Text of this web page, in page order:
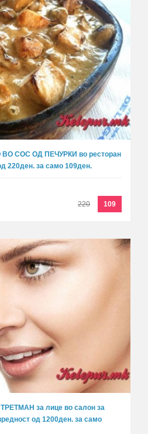
ВО СОС ОД ПЕЧУРКИ во ресторан
220ден. за само 109ден.
220 109
за лице во салон за
од 1200ден. за само